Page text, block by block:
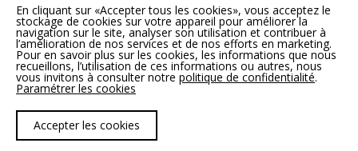
Unités vedettes Phase 6 –
SUMUM
Politique de confidentialité |
© 2026 Condos VIVA. Tous droits réservés.
En cliquant sur «Accepter tous les cookies», vous acceptez le
stockage de cookies sur votre appareil pour améliorer la
navigation sur le site, analyser son utilisation et contribuer à
l’amélioration de nos services et de nos efforts en marketing.
Pour en savoir plus sur les cookies, les informations que nous
recueillons, l’utilisation de ces informations ou autres, nous
vous invitons à consulter notre politique de confidentialité.
Paramétrer les cookies
Accepter les cookies